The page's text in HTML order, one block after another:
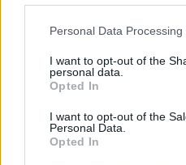
This information may also be
disclose it to other third
Please note that this website/
services and may gather and
not limited to your visit or
grant or deny consent to
Personal Data
I want to opt-out of the
personal data.
Opted In
I want to opt-out of the
Personal Data.
Opted In